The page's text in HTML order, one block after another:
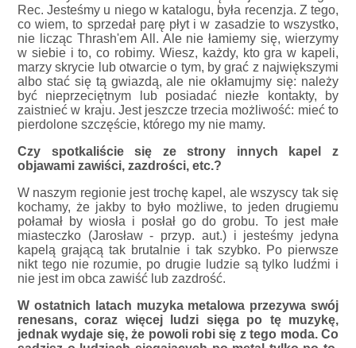
Rec. Jesteśmy u niego w katalogu, była recenzja. Z tego,
co wiem, to sprzedał parę płyt i w zasadzie to wszystko,
nie licząc Thrash'em All. Ale nie łamiemy się, wierzymy
w siebie i to, co robimy. Wiesz, każdy, kto gra w kapeli,
marzy skrycie lub otwarcie o tym, by grać z największymi
albo stać się tą gwiazdą, ale nie okłamujmy się: należy
być nieprzeciętnym lub posiadać niezłe kontakty, by
zaistnieć w kraju. Jest jeszcze trzecia możliwość: mieć to
pierdolone szczęście, którego my nie mamy.
Czy spotkaliście się ze strony innych kapel z
objawami zawiści, zazdrości, etc.?
W naszym regionie jest trochę kapel, ale wszyscy tak się
kochamy, że jakby to było możliwe, to jeden drugiemu
połamał by wiosła i posłał go do grobu. To jest małe
miasteczko (Jarosław - przyp. aut.) i jesteśmy jedyna
kapelą grającą tak brutalnie i tak szybko. Po pierwsze
nikt tego nie rozumie, po drugie ludzie są tylko ludźmi i
nie jest im obca zawiść lub zazdrość.
W ostatnich latach muzyka metalowa przezywa swój
renesans, coraz więcej ludzi sięga po tę muzykę,
jednak wydaje się, że powoli robi się z tego moda. Co